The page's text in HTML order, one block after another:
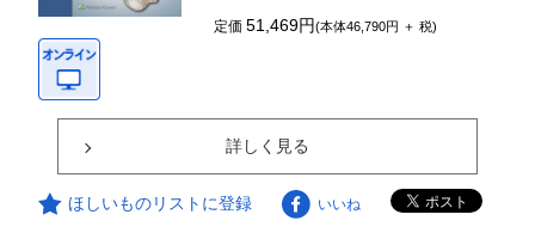
定価51,469円(本体46,790円 ＋ 税)
詳しく見る
ほしいものリストに登録 いいね